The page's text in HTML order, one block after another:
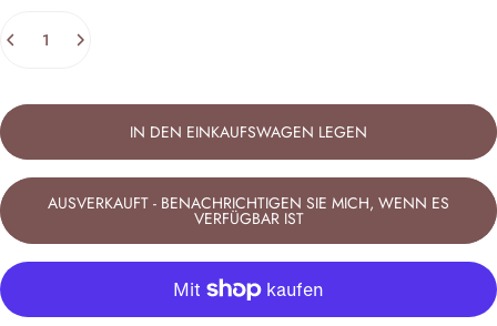
IN DEN EINKAUFSWAGEN LEGEN
AUSVERKAUFT - BENACHRICHTIGEN SIE MICH, WENN ES
VERFÜGBAR IST